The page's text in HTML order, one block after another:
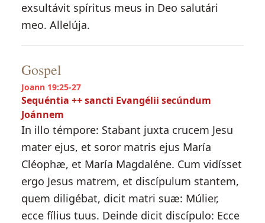
exsultávit spíritus meus in Deo salutári
meo. Allelúja.
Gospel
Joann 19:25-27
Sequéntia ++ sancti Evangélii secúndum
Joánnem
In illo témpore: Stabant juxta crucem Jesu
mater ejus, et soror matris ejus María
Cléophæ, et María Magdaléne. Cum vidísset
ergo Jesus matrem, et discípulum stantem,
quem diligébat, dicit matri suæ: Múlier,
ecce fílius tuus. Deinde dicit discípulo: Ecce